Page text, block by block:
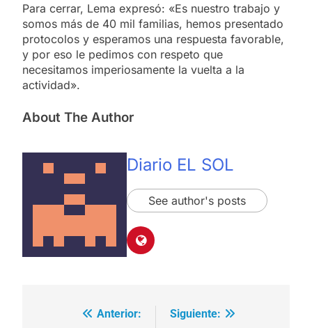
Para cerrar, Lema expresó: «Es nuestro trabajo y
somos más de 40 mil familias, hemos presentado
protocolos y esperamos una respuesta favorable,
y por eso le pedimos con respeto que
necesitamos imperiosamente la vuelta a la
actividad».
About The Author
Diario EL SOL
See author's posts
Navegación
Anterior:
Siguiente: